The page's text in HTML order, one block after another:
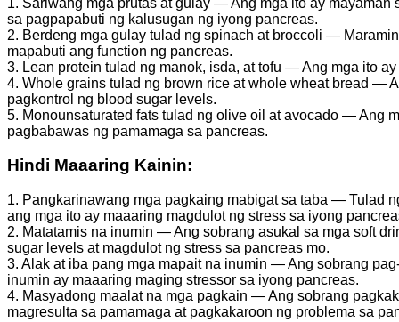
sa pagpapabuti ng kalusugan ng iyong pancreas.
2. Berdeng mga gulay tulad ng spinach at broccoli —
mapabuti ang function ng pancreas.
3. Lean protein tulad ng manok, isda, at tofu — Ang mga ito
4. Whole grains tulad ng brown rice at whole wheat bread —
pagkontrol ng blood sugar levels.
5. Monounsaturated fats tulad ng olive oil at avocado — Ang
pagbabawas ng pamamaga sa pancreas.
Hindi Maaaring Kainin:
1. Pangkarinawang mga pagkaing mabigat sa taba — Tulad
ang mga ito ay maaaring magdulot ng stress sa iyong
2. Matatamis na inumin — Ang sobrang asukal sa mga soft
sugar levels at magdulot ng stress sa pancreas mo.
3. Alak at iba pang mga mapait na inumin — Ang sobrang
inumin ay maaaring maging stressor sa iyong pancreas.
4. Masyadong maalat na mga pagkain — Ang sobrang
magresulta sa pamamaga at pagkakaroon ng problema sa